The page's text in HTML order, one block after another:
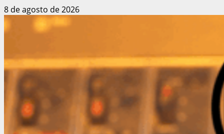
8 de agosto de 2026